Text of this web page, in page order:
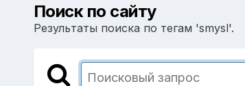
Поиск по сайту
Результаты поиска по тегам 'smysl'.